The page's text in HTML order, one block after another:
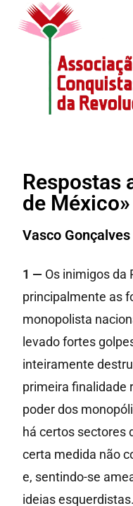
Respostas
de México»
Vasco
1 — Os inimigos da
principalmente as
monopolista
levado fortes
inteiramente
primeira finalidade
poder dos
há certos sectores
certa medida não
e, sentindo-se
ideias esquerdistas.